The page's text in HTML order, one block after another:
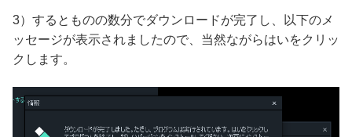
3）するとものの数分でダウンロードが完了し、以下のメ
ッセージが表示されましたので、当然ながらはいをクリッ
クします。